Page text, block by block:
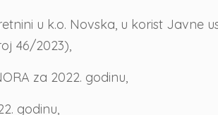
u k.o. Novska, u korist Javne
46/2023),
za 2022. godinu,
godinu,